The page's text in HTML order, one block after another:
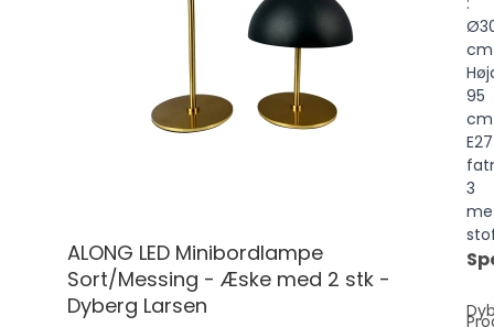
ALONG LED Minibordlampe
Sort/Messing - Æske med 2 stk -
Dyberg Larsen
cm
95
cm
E27
3